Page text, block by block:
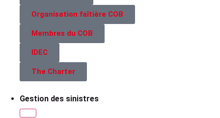
Organisation faîtière COB
Membres du COB
IDEC
The Charter
Gestion des sinistres